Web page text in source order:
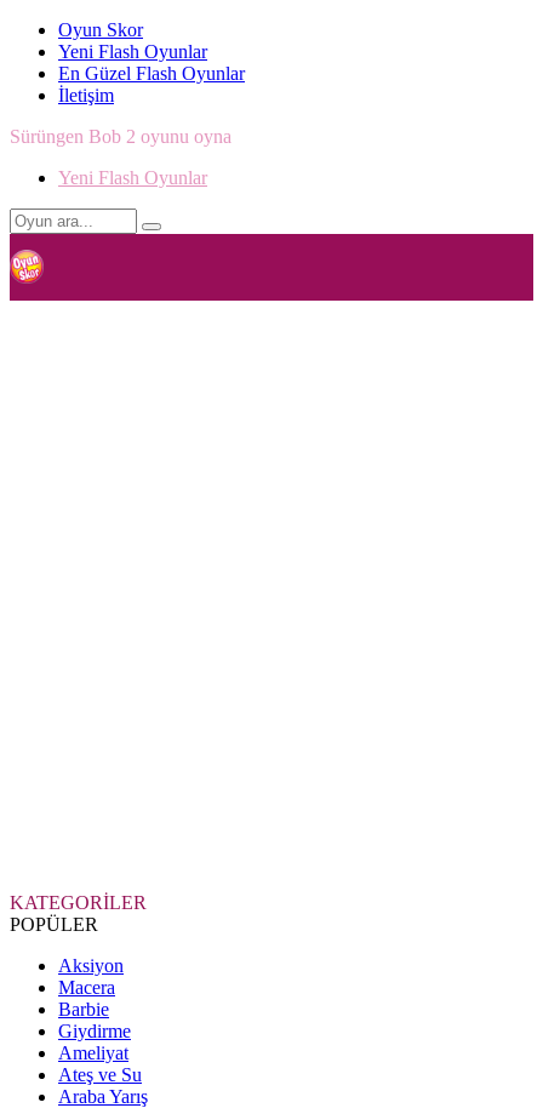
Oyun Skor
Yeni Flash Oyunlar
En Güzel Flash Oyunlar
İletişim
Sürüngen Bob 2 oyunu oyna
Yeni Flash Oyunlar
KATEGORİLER
POPÜLER
Aksiyon
Macera
Barbie
Giydirme
Ameliyat
Ateş ve Su
Araba Yarış